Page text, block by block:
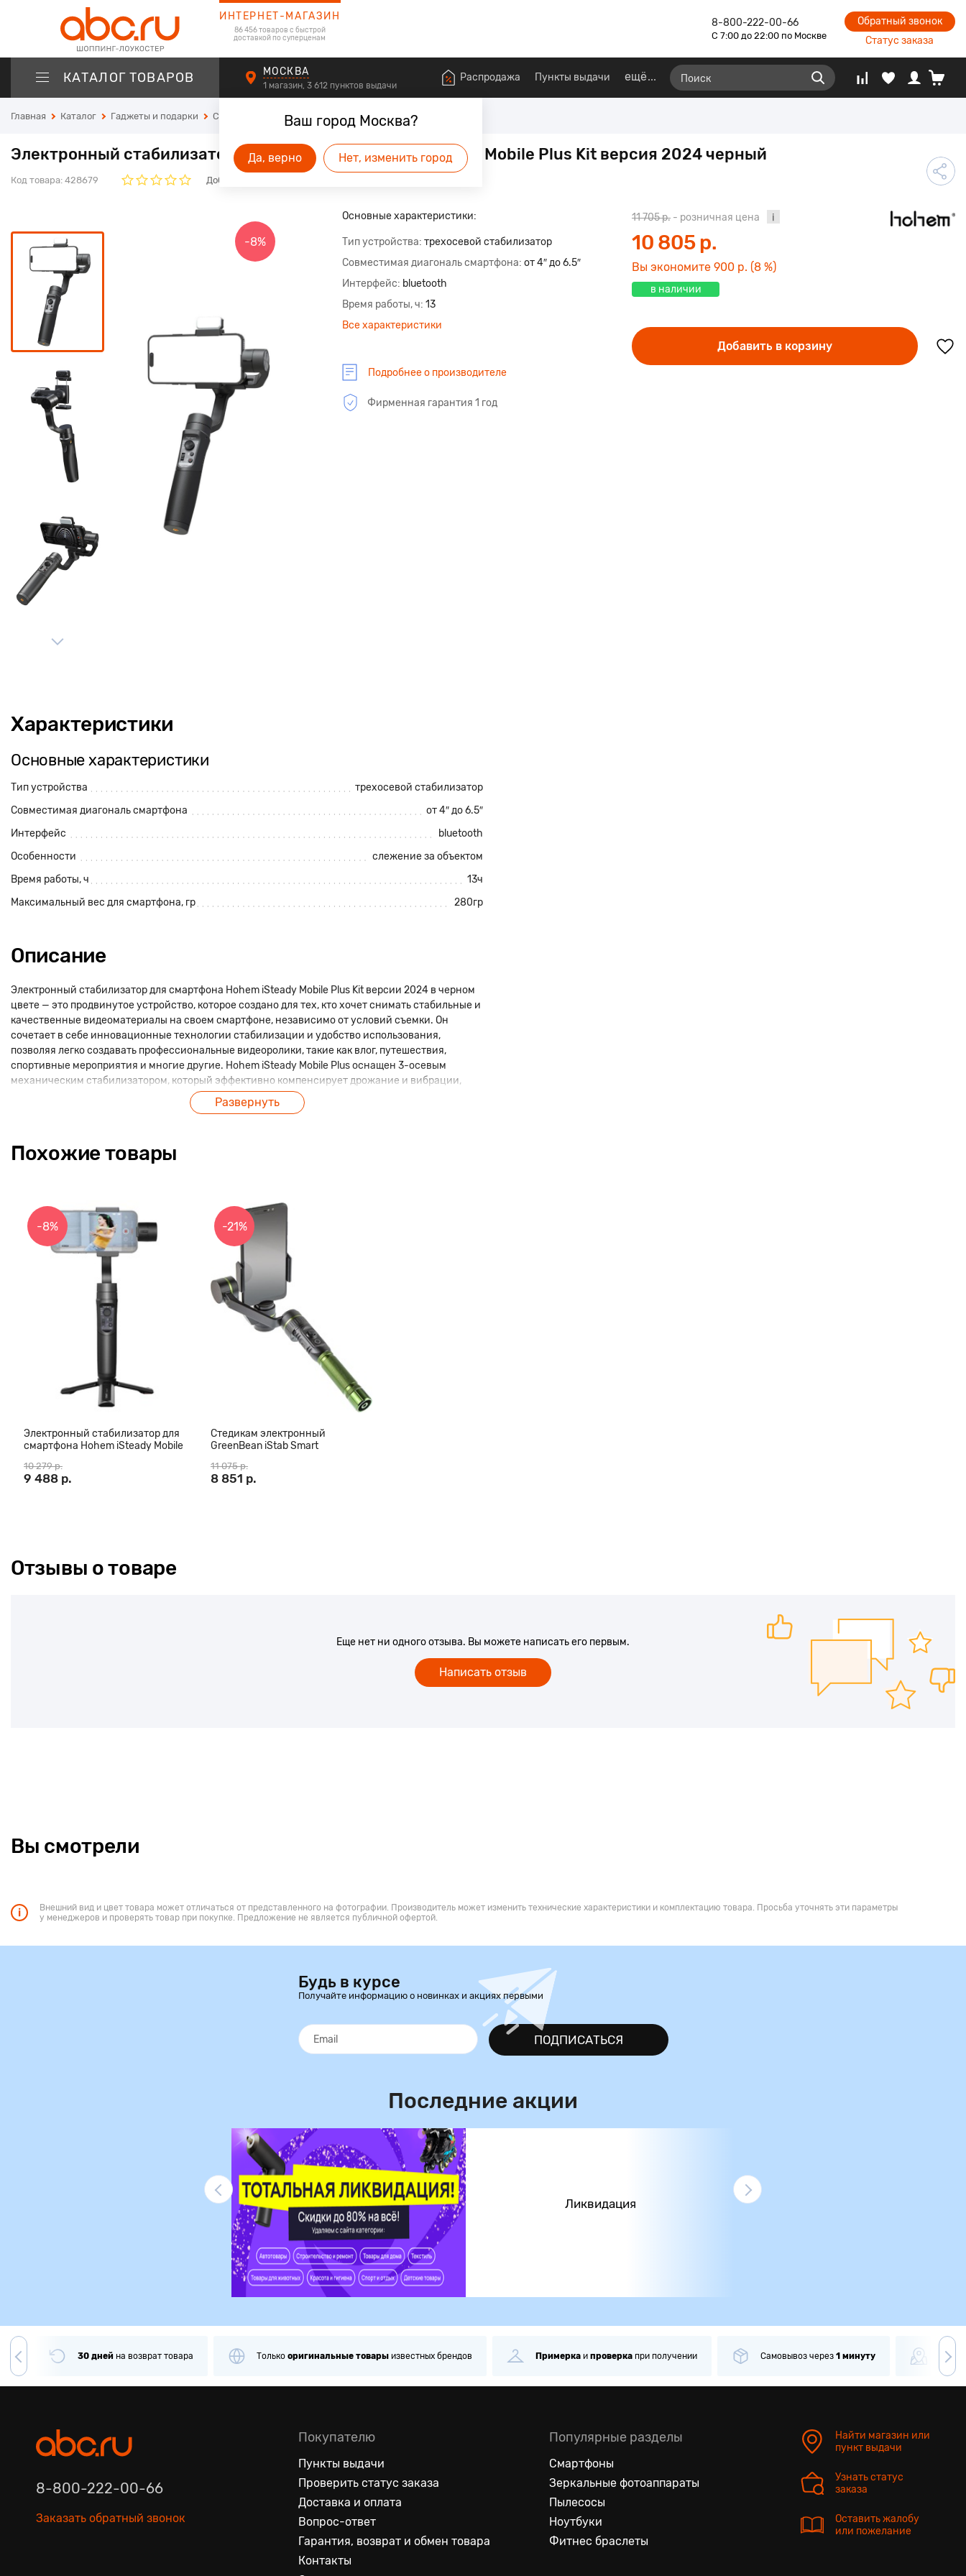
ИНТЕРНЕТ-МАГАЗИН
86 456 товаров с быстрой
доставкой по суперценам
8-800-222-00-66
С 7:00 до 22:00 по Москве
Обратный звонок
Статус заказа
КАТАЛОГ ТОВАРОВ
Ваш город Москва?
Да, верно Нет, изменить город
МОСКВА
1 магазин, 3 612 пунктов выдачи
Распродажа Пункты выдачи ещё
Главная Каталог Гаджеты и подарки Стабилизаторы для смартфонов
Электронный стабилизатор для смартфона Hohem iSteady Mobile Plus Kit версия 2024 черный
Код товара: 428679 Добавьте свой отзыв. Он будет первым.
-8%
Основные характеристики:
Тип устройства трехосевой стабилизатор
Совместимая диагональ смартфона от 4″ до 6.5″
Интерфейс bluetooth
Время работы, ч 13
Все характеристики
Подробнее о производителе
Фирменная гарантия 1 год
11 705 р. - розничная цена
10 805 р.
Вы экономите 900 р. (8 %)
в наличии
Добавить в корзину
Характеристики
Основные характеристики
Тип устройства
трехосевой стабилизатор
Совместимая диагональ смартфона
от 4″ до 6.5″
Интерфейс
bluetooth
Особенности
слежение за объектом
Время работы, ч
13ч
Максимальный вес для смартфона, гр
280гр
Описание
Электронный стабилизатор для смартфона Hohem iSteady Mobile Plus Kit версии 2024 в черном
цвете — это продвинутое устройство, которое создано для тех, кто хочет снимать стабильные и
качественные видеоматериалы на своем смартфоне, независимо от условий съемки. Он
сочетает в себе инновационные технологии стабилизации и удобство использования,
позволяя легко создавать профессиональные видеоролики, такие как влог, путешествия,
спортивные мероприятия и многие другие. Hohem iSteady Mobile Plus оснащен 3-осевым
механическим стабилизатором, который эффективно компенсирует дрожание и вибрации,
обеспечивая плавность изображения даже при активных движениях или нестабильных
условиях. В новой версии 2024 года улучшена конструкция и функциональные возможности
объектом, гиперлапс, таймлапс и другие, что дает пользователю широкие возможности для
расширяет его функциональность. Аккумулятор стабилизатора обеспечивает до 10 часов
работы, что позволяет снимать на протяжении длительного времени без необходимости
частой подзарядки. Управление стабилизатором интуитивно понятно и не требует особых
навыков, а его компактные размеры и легкость делают устройство удобным для использования
в любых условиях, будь то съемка на улице или в помещении. Поддержка мобильных
приложений, таких как Hohem Pro, позволяет еще больше расширить возможности
стабилизатора, предоставляя дополнительные функции для более гибкой настройки съемки. В
целом, Hohem iSteady Mobile Plus Kit 2024 — это идеальный выбор для пользователей, которые
ищут надежный и многофункциональный стабилизатор для улучшения качества своих
видеозаписей на смартфоне.
- Регулировка наклона и крена на 320° (по горизонту)
- Регулировка панорамирования на 600°
- Bluetooth 4.0 LE, загружаемое приложение Hohem Joy
- Работа как внешний блок питания, который способен заряжать смартфон во время
- Сверхширокоугольный режим для более широкого обзора сцены
Развернуть
Похожие товары
-8%
Электронный стабилизатор для
смартфона Hohem iSteady Mobile
10 279 р.
9 488 р.
-21%
Стедикам электронный
GreenBean iStab Smart
11 075 р.
8 851 р.
Отзывы о товаре
Еще нет ни одного отзыва. Вы можете написать его первым.
Написать отзыв
Вы смотрели
Внешний вид и цвет товара может отличаться от представленного на фотографии. Производитель может изменить технические характеристики и комплектацию товара. Просьба уточнять эти параметры
у менеджеров и проверять товар при покупке. Предложение не является публичной офертой.
Будь в курсе
Получайте информацию о новинках и акциях первыми
ПОДПИСАТЬСЯ
Последние акции
Ликвидация
30 дней на возврат товара Только оригинальные товары известных брендов Примерка и проверка при получении Самовывоз через 1 минуту Более
8-800-222-00-66
Заказать обратный звонок
Покупателю
Пункты выдачи
Проверить статус заказа
Доставка и оплата
Вопрос-ответ
Гарантия, возврат и обмен товара
Контакты
Популярные разделы
Смартфоны
Зеркальные фотоаппараты
Пылесосы
Ноутбуки
Фитнес браслеты
Найти магазин или
пункт выдачи
Узнать статус
заказа
Оставить жалобу
или пожелание